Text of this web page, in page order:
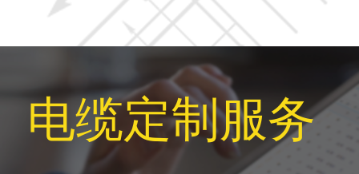
电缆定制服务